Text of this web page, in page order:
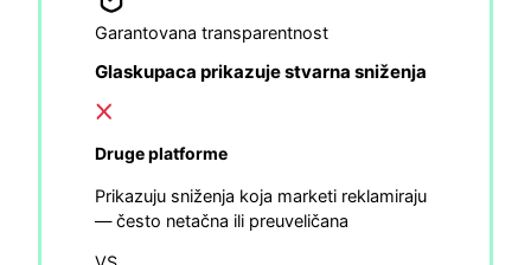
Garantovana transparentnost
Glaskupaca prikazuje stvarna sniženja
Druge platforme
Prikazuju sniženja koja marketi reklamiraju
— često netačna ili preuveličana